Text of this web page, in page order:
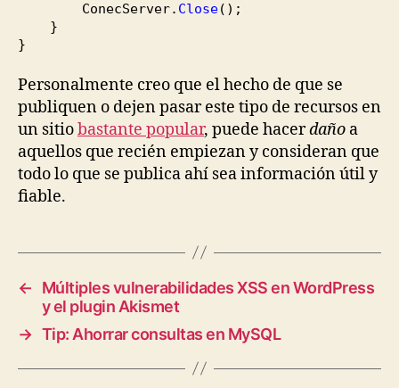
ConecServer. Close( ) ;
}
}
Personalmente creo que el hecho de que se
publiquen o dejen pasar este tipo de recursos en
un sitiobastante popular, puede hacerdaño a
aquellos que recién empiezan y consideran que
todo lo que se publica ahí sea información útil y
fiable.
←
Múltiples vulnerabilidades XSS en WordPress
y el plugin Akismet
→ Tip: Ahorrar consultas en MySQL